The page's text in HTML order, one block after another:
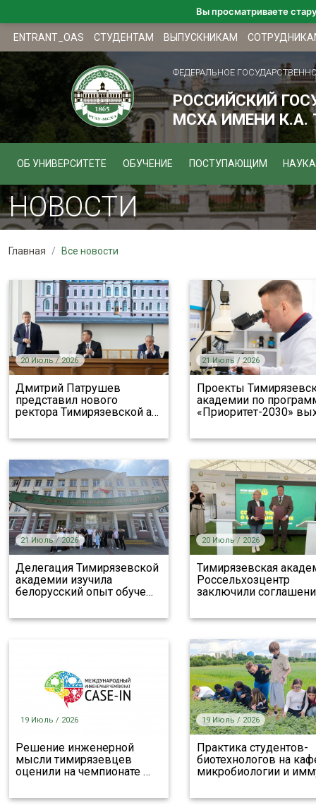
ENTRANT_OAS СТУДЕНТАМ ВЫПУСКНИКАМ
ФЕДЕРАЛЬНОЕ
РОССИЙСКИЙ
МСХА ИМЕНИ К.А.
ОБ УНИВЕРСИТЕТЕ ОБУЧЕНИЕ ПОСТУПАЮЩИМ
НОВОСТИ
Главная Все новости
20 Июль / 2026
Дмитрий Патрушев
представил нового
ректора Тимирязевской а…
21 Июль / 2026
Проекты
академии по
«Приоритет-2030»
21 Июль / 2026
Делегация Тимирязевской
академии изучила
белорусский опыт обуче…
20 Июль / 2026
Тимирязевская
Россельхозцентр
заключили
19 Июль / 2026
Решение инженерной
мысли тимирязевцев
оценили на чемпионате…
19 Июль / 2026
Практика студентов-
биотехнологов на
микробиологии и
Вы просматриваете